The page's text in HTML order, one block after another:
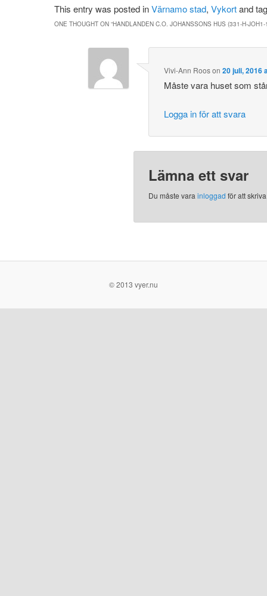
This entry was posted inVärnamo stad, Vykortand
ONE THOUGHT ON “HANDLANDEN C.O. JOHANSSONS HUS (331-H-JOH1-
Vivi-Ann Rooson 20 juli, 2016
Måste vara huset som
Logga in för att svara
Lämna ett svar
Du måste varainloggad för att
© 2013 vyer.nu